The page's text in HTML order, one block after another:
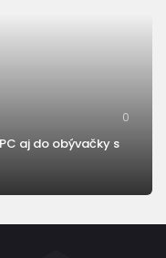
0
aj do obývačky s